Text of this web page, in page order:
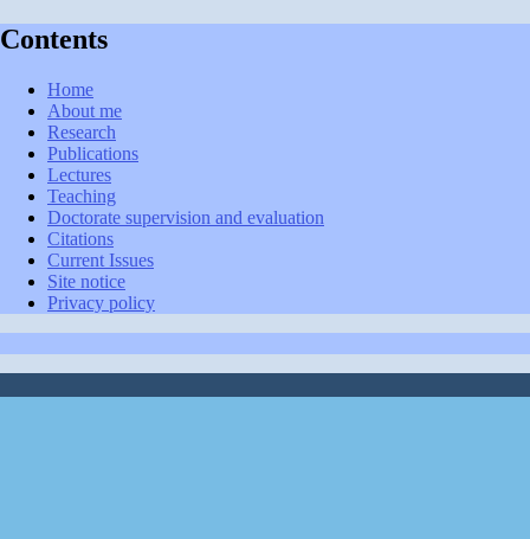
Contents
Home
About me
Research
Publications
Lectures
Teaching
Doctorate supervision and evaluation
Citations
Current Issues
Site notice
Privacy policy